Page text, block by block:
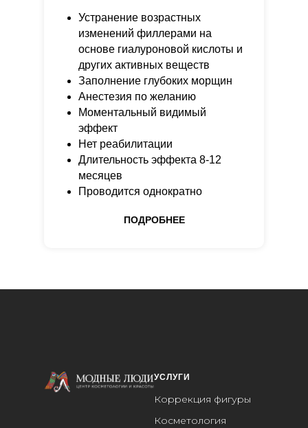
Устранение возрастных
изменений филлерами на
основе гиалуроновой кислоты и
других активных веществ
Заполнение глубоких морщин
Анестезия по желанию
Моментальный видимый
эффект
Нет реабилитации
Длительность эффекта 8-12
месяцев
Проводится однократно
ПОДРОБНЕЕ
УСЛУГИ
Коррекция фигуры
Косметология